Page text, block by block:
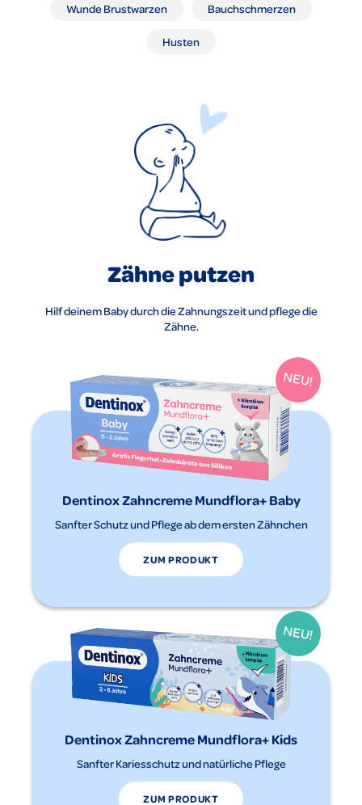
Wunde Brustwarzen Bauchschmerzen
Husten
Zähne putzen
Hilf deinem Baby durch die Zahnungszeit und pflege die
Zähne.
Dentinox Zahncreme Mundflora+ Baby
Sanfter Schutz und Pflege ab dem ersten Zähnchen
ZUM PRODUKT
Dentinox Zahncreme Mundflora+ Kids
Sanfter Kariesschutz und natürliche Pflege
ZUM PRODUKT